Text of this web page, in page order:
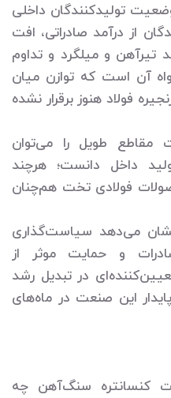
تولیدکنندگان داخلی
از درآمد صادراتی، افت
تیرآهن و میلگرد و تداوم
آن است که توازن میان
فولاد هنوز برقرار نشده
مقاطع طویل را می‌توان
داخل دانست؛ هرچند
فولادی تخت هم‌چنان
می‌دهد سیاست‌گذاری
و حمایت موثر از
در تبدیل رشد
این صنعت در ماه‌های
صادرات کنسانتره سنگ‌آهن چه